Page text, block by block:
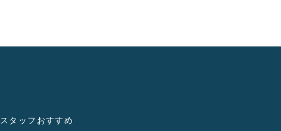
スタッフおすすめ